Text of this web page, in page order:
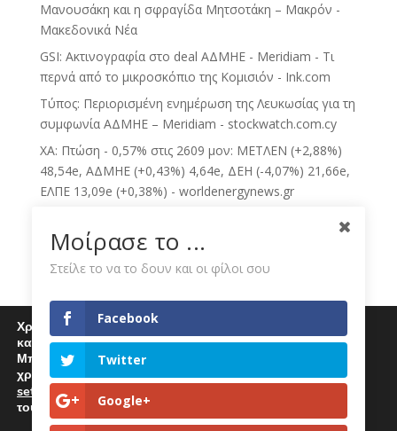
Μανουσάκη και η σφραγίδα Μητσοτάκη – Μακρόν -
Μακεδονικά Νέα
GSI: Ακτινογραφία στο deal ΑΔΜΗΕ - Meridiam - Τι
περνά από το μικροσκόπιο της Κομισιόν - Ink.com
Τύπος: Περιορισμένη ενημέρωση της Λευκωσίας για τη
συμφωνία ΑΔΜΗΕ – Meridiam - stockwatch.com.cy
ΧΑ: Πτώση - 0,57% στις 2609 μον: ΜΕΤΛΕΝ (+2,88%)
48,54e, ΑΔΜΗΕ (+0,43%) 4,64e, ΔΕΗ (-4,07%) 21,66e,
ΕΛΠΕ 13,09e (+0,38%) - worldenergynews.gr
Η Vodafone θα καταβάλει στη ΔΕΗ 130 εκατ. -
Kathimerini
ECO NEWS BY ΔΕΗ - Skai.gr
Μυτιληναίος: Τα μηνύματα και τα... fingers crossed-
Τσίπρας: Οι ανεξάρτητοι και το χαμηλό μονοψήφιο-
Tips για ΔΕΗ, ΚΥΠΡ - Euro2day
ECO NEWS BY ΔΕΗ - Skai.gr
Χρησιμοποιούμε cookies για να σας προσφέρουμε μία
καλύτερη εμπειρία περιήγησης στον ιστότοπό μας.
Μπορείτε να μάθετε περισσότερα για τα cookies που
χρησιμοποιούμε
settings.
Επιλέγοντας "Αποδοχή" αποδέχεστε την χρήση
τους.
Μοίρασε το ...
Στείλε το να το δουν και οι φίλοι σου
Facebook
Twitter
Google+